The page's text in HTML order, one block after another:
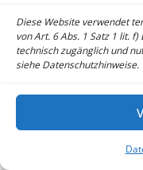
Diese Website verwendet
von Art. 6 Abs. 1 Satz 1 lit.
technisch zugänglich und
siehe Datenschutzhinweise.